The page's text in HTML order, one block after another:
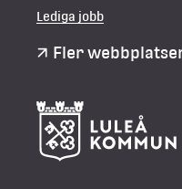
Lediga jobb
Fler